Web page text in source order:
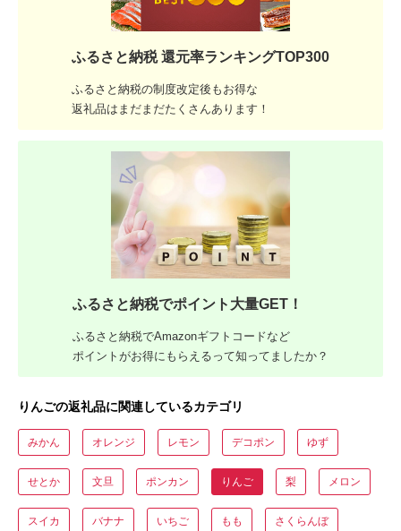
ふるさと納税 還元率ランキングTOP300
ふるさと納税の制度改定後もお得な
返礼品はまだまだたくさんあります！
ふるさと納税でポイント大量GET！
ふるさと納税でAmazonギフトコードなど
ポイントがお得にもらえるって知ってましたか？
りんごの返礼品に関連しているカテゴリ
みかん オレンジ レモン デコポン ゆず
せとか 文旦 ポンカン りんご 梨 メロン
スイカ バナナ いちご もも さくらんぼ